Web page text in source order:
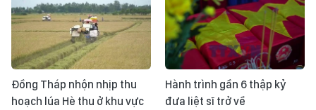
Đồng Tháp nhộn nhịp thu
hoạch lúa Hè thu ở khu vực
Hành trình gần 6 thập kỷ
đưa liệt sĩ trở về